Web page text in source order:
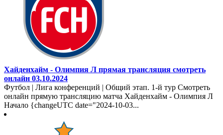
Хайденхайм - Олимпия Л прямая трансляция смотреть
онлайн 03.10.2024
Футбол | Лига конференций | Общий этап. 1-й тур Смотреть
онлайн прямую трансляцию матча Хайденхайм - Олимпия Л
Начало {changeUTC date="2024-10-03...